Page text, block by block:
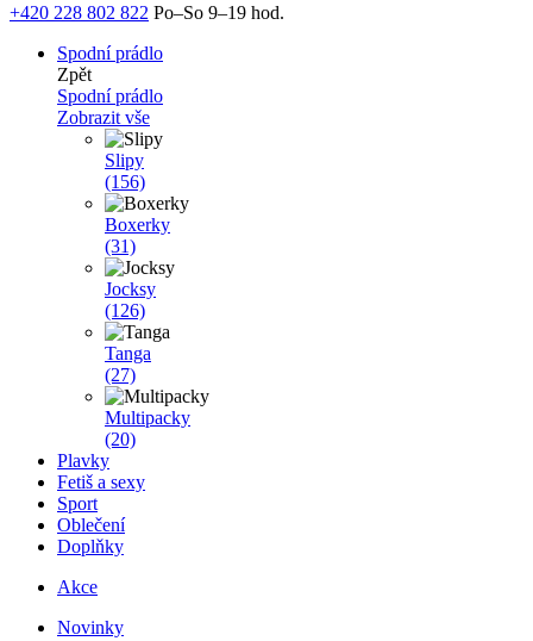
+420 228 802 822 Po–So 9–19 hod.
Spodní prádlo
Zpět
Spodní prádlo
Zobrazit vše
Slipy
(156)
Boxerky
(31)
Jocksy
(126)
Tanga
(27)
Multipacky
(20)
Plavky
Fetiš a sexy
Sport
Oblečení
Doplňky
Akce
Novinky